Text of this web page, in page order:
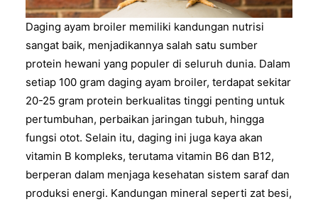
Daging ayam broiler memiliki kandungan nutrisi
sangat baik, menjadikannya salah satu sumber
protein hewani yang populer di seluruh dunia. Dalam
setiap 100 gram daging ayam broiler, terdapat sekitar
20-25 gram protein berkualitas tinggi penting untuk
pertumbuhan, perbaikan jaringan tubuh, hingga
fungsi otot. Selain itu, daging ini juga kaya akan
vitamin B kompleks, terutama vitamin B6 dan B12,
berperan dalam menjaga kesehatan sistem saraf dan
produksi energi. Kandungan mineral seperti zat besi,